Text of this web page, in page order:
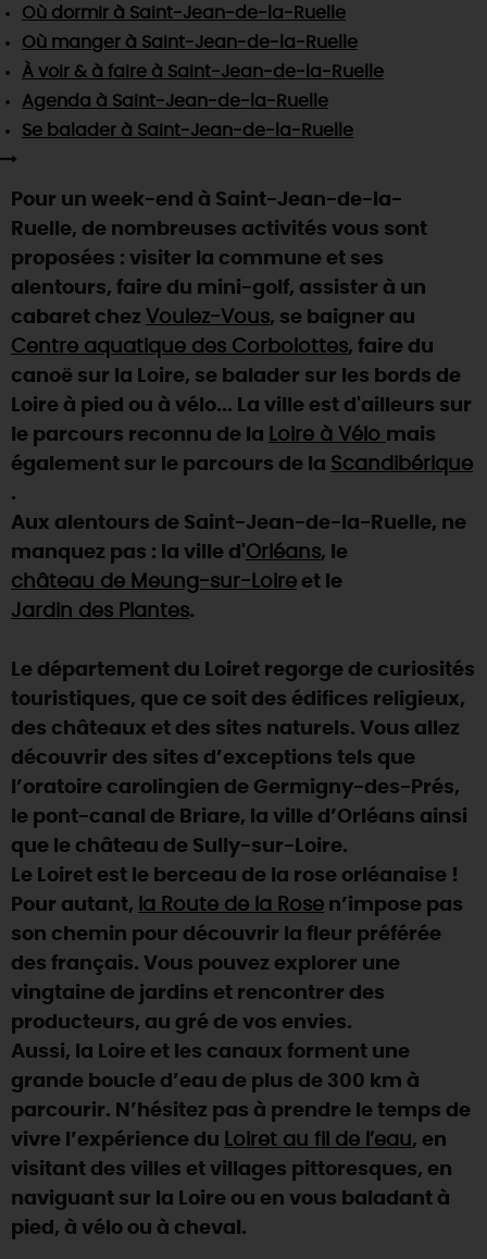
TOUTES LES ACTIVITÉS
Visitesgourmandesetcréatives
Vins etvignobles
Chic, une aire de pique-nique
Par ici les guinguettes
Que rapporter du Loiret ?
TOUT L'ART DE VIVRE
Des vacances auprès des animaux 🐎
(re)Découvrir les coulisses de la Faïencerie de
Expérimenterles parcours Baludik
Rendez-vous de la nature en 2026
Des sorties en famille dans le Loiret !
Programme des animations "Loiret au fil de l'eau"
2026
AUJOURD'HUI
DEMAIN
CE WEEK-END
CETTE SEMAINE
TOUT L'AGENDA
SE REPÉRER,SE DÉPLACER
INFOS & SERVICES
RÉSERVERMAINTENANT
Où dormir à Saint-Jean-de-la-Ruelle
Où manger à Saint-Jean-de-la-Ruelle
À voir & à faire à Saint-Jean-de-la-Ruelle
Agenda à Saint-Jean-de-la-Ruelle
Se balader à Saint-Jean-de-la-Ruelle
Pour un week-end à Saint-Jean-de-la-
Ruelle, de nombreuses activités vous sont
proposées : visiter la commune et ses
alentours, faire du mini-golf, assister à un
cabaret chez Voulez-Vous, se baigner au
Centre aquatique des Corbolottes, faire du
canoë sur la Loire, se balader sur les bords de
Loire à pied ou à vélo... La ville est d'ailleurs sur
le parcours reconnu de la Loire à Vélo mais
également sur le parcours de la Scandibérique
.
Aux alentours de Saint-Jean-de-la-Ruelle, ne
manquez pas : la ville d'Orléans, le
château de Meung-sur-Loire et le
Jardin des Plantes.
Le département du Loiret regorge de curiosités
touristiques, que ce soit des édifices religieux,
des châteaux et des sites naturels. Vous allez
découvrir des sites d’exceptions tels que
l’oratoire carolingien de Germigny-des-Prés,
le pont-canal de Briare, la ville d’Orléans ainsi
que le château de Sully-sur-Loire.
Le Loiret est le berceau de la rose orléanaise !
Pour autant, la Route de la Rose n’impose pas
son chemin pour découvrir la fleur préférée
des français. Vous pouvez explorer une
vingtaine de jardins et rencontrer des
producteurs, au gré de vos envies.
Aussi, la Loire et les canaux forment une
grande boucle d’eau de plus de 300 km à
parcourir. N’hésitez pas à prendre le temps de
vivre l’expérience du Loiret au fil de l’eau, en
visitant des villes et villages pittoresques, en
naviguant sur la Loire ou en vous baladant à
pied, à vélo ou à cheval.